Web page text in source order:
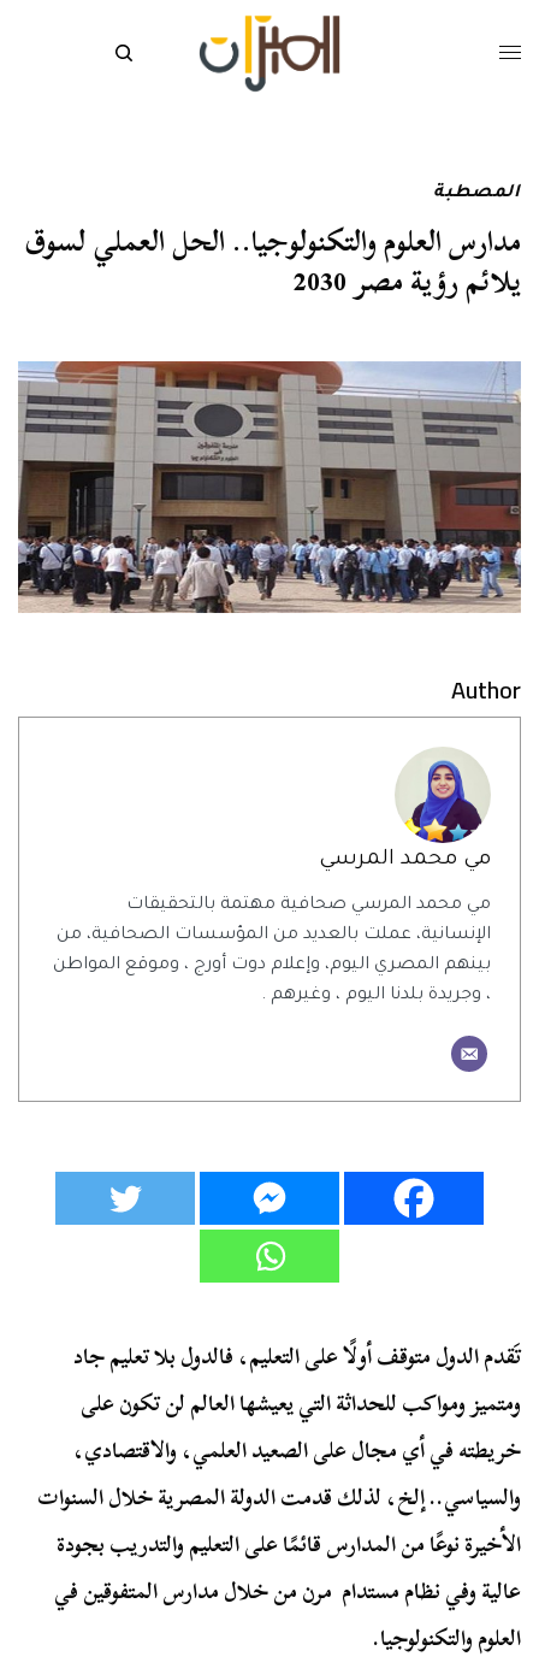
المصطبة
مدارس العلوم والتكنولوجيا.. الحل العملي لسوق
يلائم رؤية مصر 2030
Author
مي محمد المرسي
مي محمد المرسي صحافية مهتمة بالتحقيقات
الإنسانية، عملت بالعديد من المؤسسات الصحافية، من
بينهم المصري اليوم، وإعلام دوت أورج ، وموقع المواطن
، وجريدة بلدنا اليوم ، وغيرهم .
تَقدم الدول متوقف أولًا على التعليم، فالدول بلا تعليم جاد
ومتميز ومواكب للحداثة التي يعيشها العالم لن تكون على
خريطته في أي مجال على الصعيد العلمي، والاقتصادي،
والسياسي.. إلخ، لذلك قدمت الدولة المصرية خلال السنوات
الأخيرة نوعًا من المدارس قائمًا على التعليم والتدريب بجودة
عالية وفي نظام مستدام مرن من خلال مدارس المتفوقين في
العلوم والتكنولوجيا.